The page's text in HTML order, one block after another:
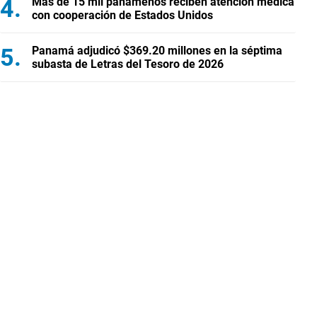
con cooperación de Estados Unidos
Panamá adjudicó $369.20 millones en la séptima
subasta de Letras del Tesoro de 2026